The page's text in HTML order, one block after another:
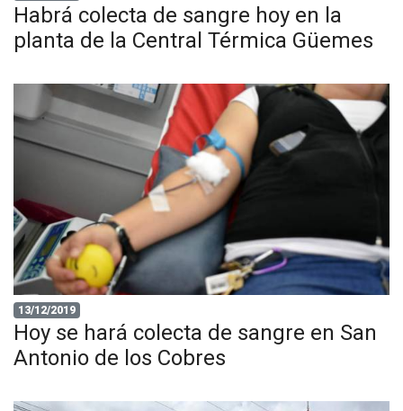
Habrá colecta de sangre hoy en la
planta de la Central Térmica Güemes
13/12/2019
Hoy se hará colecta de sangre en San
Antonio de los Cobres